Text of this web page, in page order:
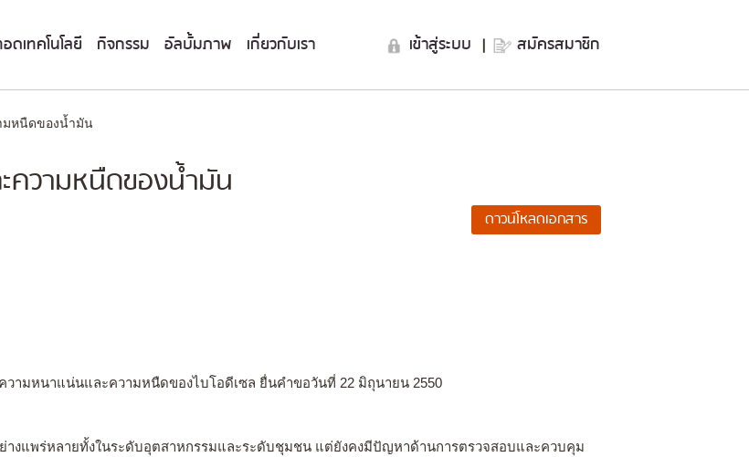
ดเทคโนโลยี กิจกรรม อัลบั้มภาพ เกี่ยวกับเรา เข้าสู่ระบบ | สมัครสมาชิก
หนืดของน้ำมัน
ความหนืดของน้ำมัน
วามหนาแน่นและความหนืดของไบโอดีเซล ยื่นคำขอวันที่ 22 มิถุนายน 2550
งแพร่หลายทั้งในระดับอุตสาหกรรมและระดับชุมชน แต่ยังคงมีปัญหาด้านการตรวจสอบและควบคุม